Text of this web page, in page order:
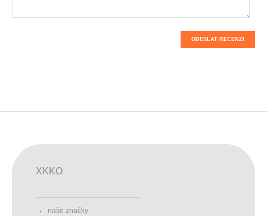
ODESLAT RECENZI
XKKO
naše značky